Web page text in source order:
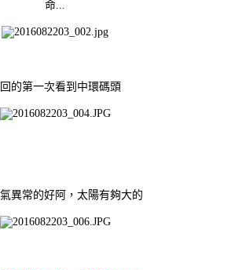
命...
的第一次看到中環碼頭
異常的好阿，太陽有夠大的